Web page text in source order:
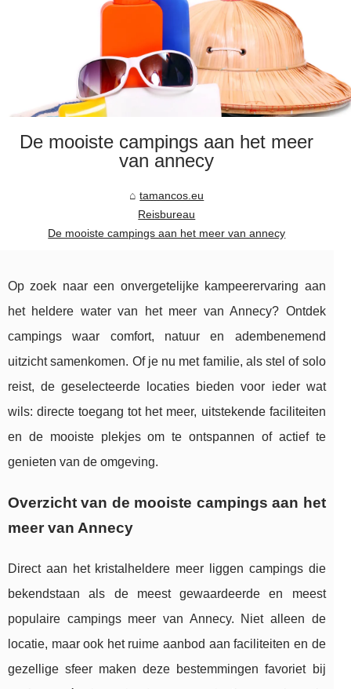
De mooiste campings aan het meer
van annecy
tamancos.eu
Reisbureau
De mooiste campings aan het meer van annecy
Op zoek naar een onvergetelijke kampeerervaring aan
het heldere water van het meer van Annecy? Ontdek
campings waar comfort, natuur en adembenemend
uitzicht samenkomen. Of je nu met familie, als stel of solo
reist, de geselecteerde locaties bieden voor ieder wat
wils: directe toegang tot het meer, uitstekende faciliteiten
en de mooiste plekjes om te ontspannen of actief te
genieten van de omgeving.
Overzicht van de mooiste campings aan het
meer van Annecy
Direct aan het kristalheldere meer liggen campings die
bekendstaan als de meest gewaardeerde en meest
populaire campings meer van Annecy. Niet alleen de
locatie, maar ook het ruime aanbod aan faciliteiten en de
gezellige sfeer maken deze bestemmingen favoriet bij